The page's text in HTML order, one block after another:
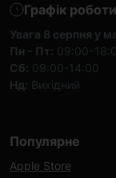
Графік роботи
Увага 8 серпня у
Пн - Пт:
Сб: 09:00-14:00
Нд: Вихідний
Популярне
Apple Store